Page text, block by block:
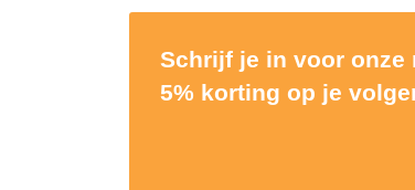
Schrijf je in voor onze
5% korting op je